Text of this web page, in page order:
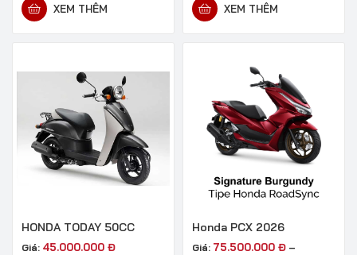
XEM THÊM XEM THÊM
HONDA TODAY 50CC
Giá: 45.000.000 Đ
Honda PCX 2026
Giá: 75.500.000 Đ –